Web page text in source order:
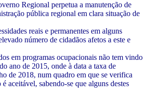
Regional perpetua a manutenção de
pública regional em clara situação de
reais e permanentes em alguns
número de cidadãos afetos a este e
em programas ocupacionais não tem vindo
ano de 2015, onde à data a taxa de
de 2018, num quadro em que se verifica
aceitável, sabendo-se que alguns destes